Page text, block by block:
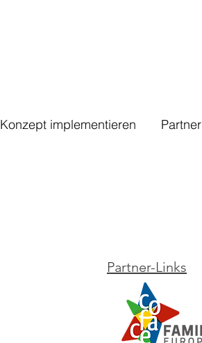
Konzept implementieren Partner
Partner-Links